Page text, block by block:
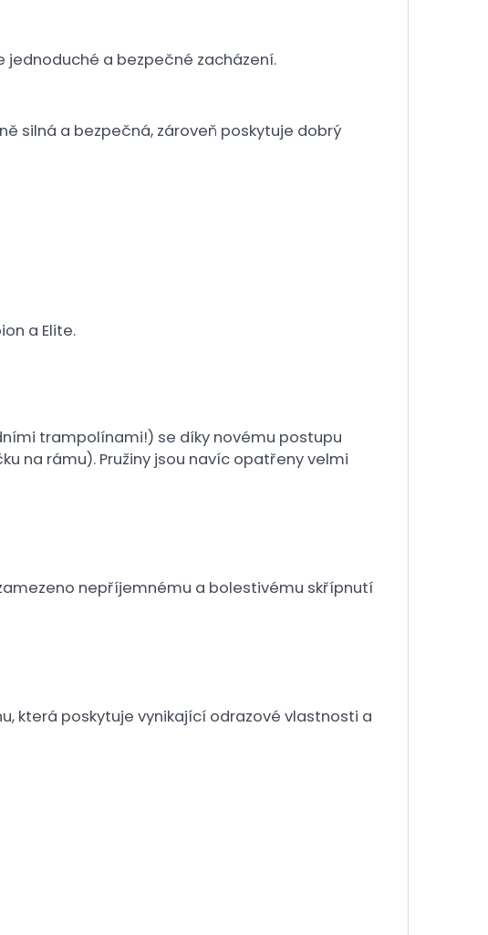
jednoduché a bezpečné zacházení.
silná a bezpečná, zároveň poskytuje dobrý
a Elite.
trampolínami!) se díky novému postupu
na rámu). Pružiny jsou navíc opatřeny velmi
nepříjemnému a bolestivému skřípnutí
která poskytuje vynikající odrazové vlastnosti a